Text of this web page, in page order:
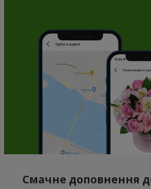
Смачне доповнення